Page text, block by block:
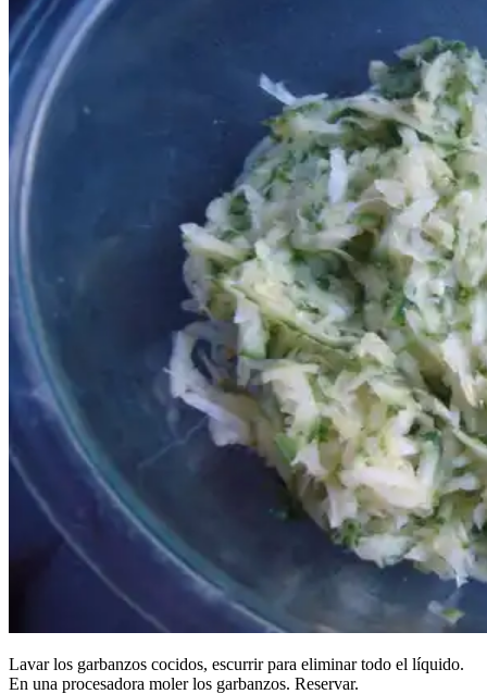
Lavar los garbanzos cocidos, escurrir para eliminar todo el líquido.
En una procesadora moler los garbanzos. Reservar.